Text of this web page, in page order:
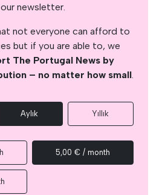
newsletter.
not everyone can afford to
but if you are able to, we
The Portugal News by
– no matter how small.
Aylık Yıllık
5,00 € / month